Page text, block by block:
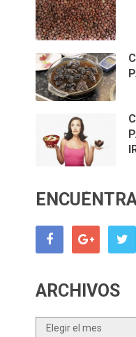
ARCHIVOS
Archivos